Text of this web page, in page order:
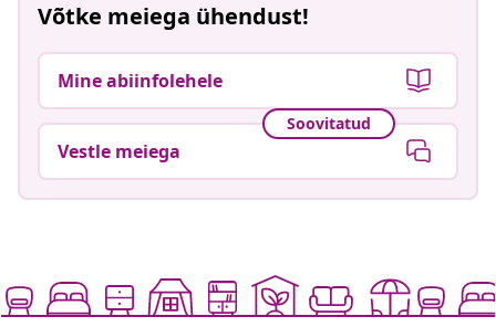
Võtke meiega ühendust!
Mine abiinfolehele
Soovitatud
Vestle meiega